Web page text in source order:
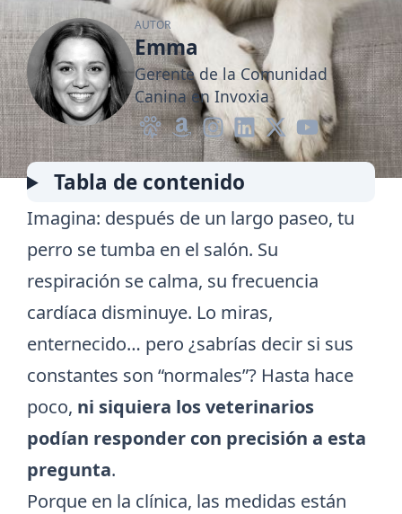
AUTOR
Emma
Gerente de la Comunidad
Canina en Invoxia
Tabla de contenido
Imagina: después de un largo paseo, tu
perro se tumba en el salón. Su
respiración se calma, su frecuencia
cardíaca disminuye. Lo miras,
enternecido… pero ¿sabrías decir si sus
constantes son “normales”? Hasta hace
poco, ni siquiera los veterinarios
podían responder con precisión a esta
pregunta.
Porque en la clínica, las medidas están